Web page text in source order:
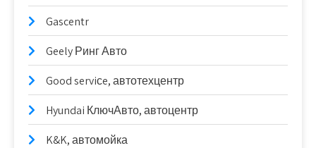
Gascentr
Geely Ринг Авто
Good serviсe, автотехцентр
Hyundai КлючАвто, автоцентр
K&K, автомойка